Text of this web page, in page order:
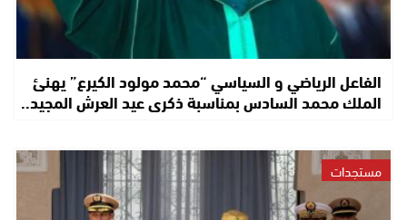
الفاعل الرياضي و السياسي “محمد مولود الكيرع” يهنئ
الملك محمد السادس بمناسبة ذكرى عيد العرش المجيد..
مستجدات